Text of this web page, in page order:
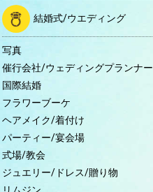
結婚式/ウエディング
写真
催行会社/ウェディングプランナー
国際結婚
フラワーブーケ
ヘアメイク/着付け
パーティー/宴会場
式場/教会
ジュエリー/ドレス/贈り物